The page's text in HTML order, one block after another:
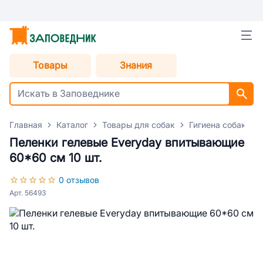
Товары Знания
Главная Каталог Товары для собак Гигиена собак
Пеленки гелевые Everyday впитывающие
60*60 см 10 шт.
0 отзывов
Арт. 56493